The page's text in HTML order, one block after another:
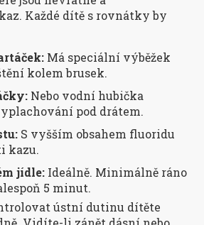
Každé dítě s rovnátky by
Má speciální výběžek
kolem brusek.
Nebo vodní hubička
pod drátem.
S vyšším obsahem fluoridu
kazu.
jídle: Ideálně. Minimálně ráno
5 minut.
ústní dutinu dítěte